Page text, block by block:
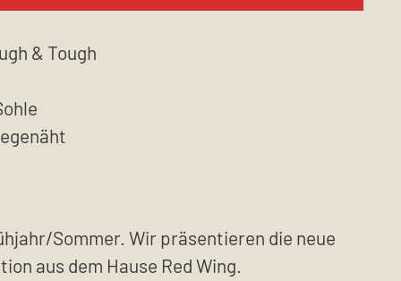
& Tough
Sommer. Wir präsentieren die neue
aus dem Hause Red Wing.